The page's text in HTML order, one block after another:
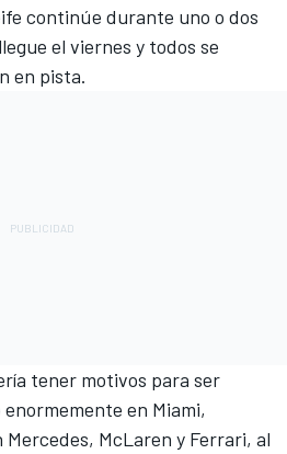
continúe durante uno o dos
el viernes y todos se
en pista.
tener motivos para ser
en Miami,
McLaren y Ferrari, al